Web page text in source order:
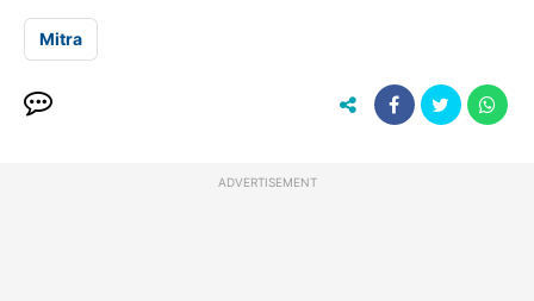
Mitra
ADVERTISEMENT